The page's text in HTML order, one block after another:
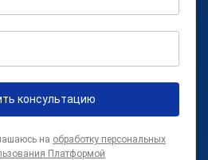
консультацию
на обработку персональных
Платформой